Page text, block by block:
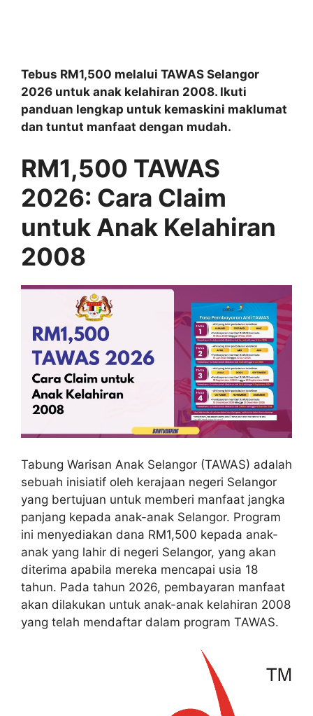
Tebus RM1,500 melalui TAWAS Selangor
2026 untuk anak kelahiran 2008. Ikuti
panduan lengkap untuk kemaskini maklumat
dan tuntut manfaat dengan mudah.
RM1,500 TAWAS
2026: Cara Claim
untuk Anak Kelahiran
2008
Tabung Warisan Anak Selangor (TAWAS) adalah
sebuah inisiatif oleh kerajaan negeri Selangor
yang bertujuan untuk memberi manfaat jangka
panjang kepada anak-anak Selangor. Program
ini menyediakan dana RM1,500 kepada anak-
anak yang lahir di negeri Selangor, yang akan
diterima apabila mereka mencapai usia 18
tahun. Pada tahun 2026, pembayaran manfaat
akan dilakukan untuk anak-anak kelahiran 2008
yang telah mendaftar dalam program TAWAS.